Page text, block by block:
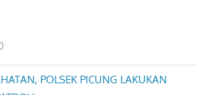
POLSEK PICUNG LAKUKAN